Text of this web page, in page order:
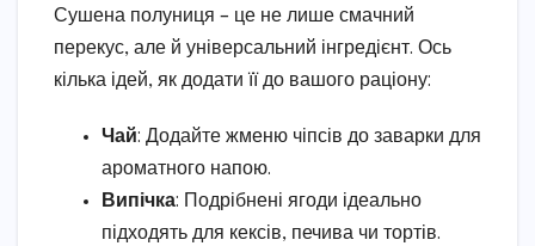
Сушена полуниця – це не лише смачний
перекус, але й універсальний інгредієнт. Ось
кілька ідей, як додати її до вашого раціону:
Чай: Додайте жменю чіпсів до заварки для
ароматного напою.
Випічка: Подрібнені ягоди ідеально
підходять для кексів, печива чи тортів.